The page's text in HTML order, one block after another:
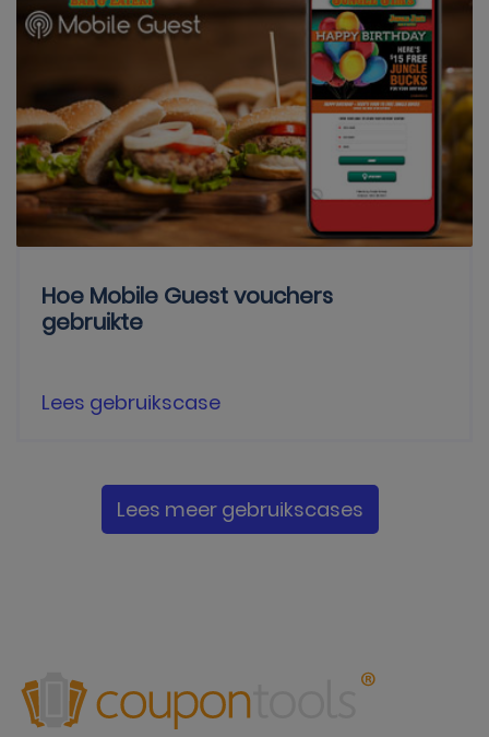
Hoe Mobile Guest vouchers
gebruikte
Lees gebruikscase
Lees meer gebruikscases